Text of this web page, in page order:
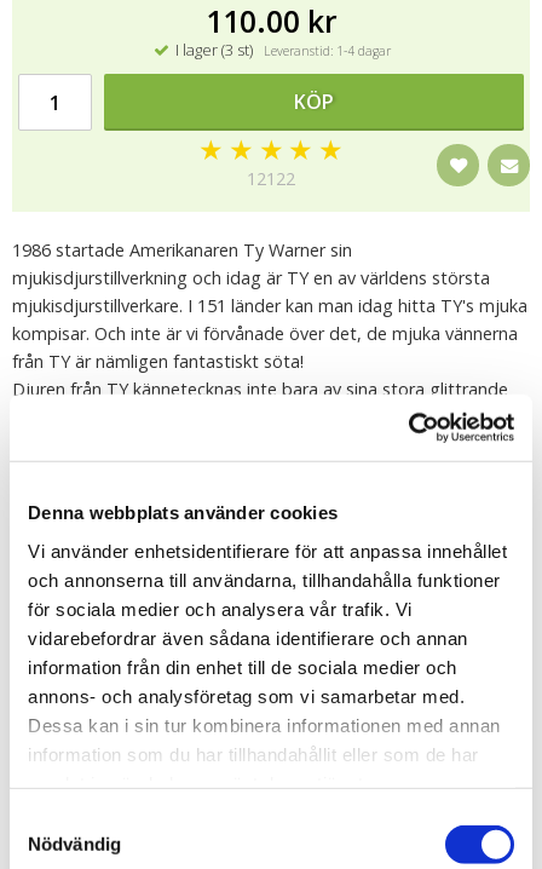
Denna webbplats använder cookies
Vi använder enhetsidentifierare för att anpassa innehållet
och annonserna till användarna, tillhandahålla funktioner
för sociala medier och analysera vår trafik. Vi
vidarebefordrar även sådana identifierare och annan
information från din enhet till de sociala medier och
annons- och analysföretag som vi samarbetar med.
Dessa kan i sin tur kombinera informationen med annan
information som du har tillhandahållit eller som de har
Nödvändig
110.00 kr
I lager (3 st) Leveranstid: 1-4 dagar
KÖP
★ ★ ★ ★ ★
12122
1986 startade Amerikanaren Ty Warner sin
mjukisdjurstillverkning och idag är TY en av världens största
mjukisdjurstillverkare. I 151 länder kan man idag hitta TY's mjuka
kompisar. Och inte är vi förvånade över det, de mjuka vännerna
från TY är nämligen fantastiskt söta!
Djuren från TY kännetecknas inte bara av sina stora glittrande
ögon (som är noga handmålade) utan även den lilla
papperstagen i formen av ett hjärta som är fäst på varje TY-
också se din nya väns födelsedag!
Alla mjuka kompisar från TY är CE-märkta. Det vill säga att de är
testade och godkända i enlighet med EU’s krav på mjuka
leksaker( EN71), vilket bland annat innebär att de är barnsäkra,
eld- och flamsäkra och fria från giftiga kemikalier. Alla detaljer på
djuret, ex ögon eller nos, testas för att vara dragfasta.
TY Gosedjur